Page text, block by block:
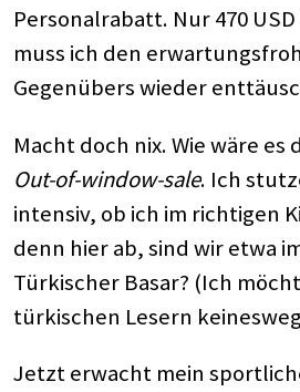
Personalrabatt. Nur 470
muss ich den
Gegenübers wieder
Macht doch nix. Wie wäre es
Out-of-window-sale. Ich
intensiv, ob ich im richtigen
denn hier ab, sind wir etwa
Türkischer Basar? (Ich
türkischen Lesern
Jetzt erwacht mein